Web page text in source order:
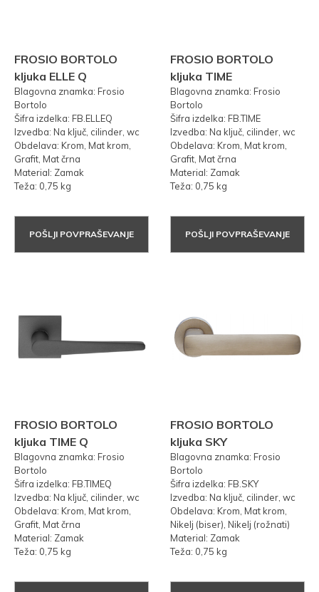
FROSIO BORTOLO
kljuka ELLE Q
Blagovna znamka: Frosio
Bortolo
Šifra izdelka: FB.ELLEQ
Izvedba: Na ključ, cilinder, wc
Obdelava: Krom, Mat krom,
Grafit, Mat črna
Material: Zamak
Teža: 0,75 kg
POŠLJI POVPRAŠEVANJE
FROSIO BORTOLO
kljuka TIME
Blagovna znamka: Frosio
Bortolo
Šifra izdelka: FB.TIME
Izvedba: Na ključ, cilinder, wc
Obdelava: Krom, Mat krom,
Grafit, Mat črna
Material: Zamak
Teža: 0,75 kg
POŠLJI POVPRAŠEVANJE
FROSIO BORTOLO
kljuka TIME Q
Blagovna znamka: Frosio
Bortolo
Šifra izdelka: FB.TIMEQ
Izvedba: Na ključ, cilinder, wc
Obdelava: Krom, Mat krom,
Grafit, Mat črna
Material: Zamak
Teža: 0,75 kg
FROSIO BORTOLO
kljuka SKY
Blagovna znamka: Frosio
Bortolo
Šifra izdelka: FB.SKY
Izvedba: Na ključ, cilinder, wc
Obdelava: Krom, Mat krom,
Nikelj (biser), Nikelj (rožnati)
Material: Zamak
Teža: 0,75 kg